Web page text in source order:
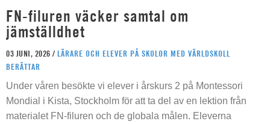
FN-filuren väcker samtal om
jämställdhet
03 JUNI, 2026 / LÄRARE OCH ELEVER PÅ SKOLOR MED VÄRLDSKOLL
BERÄTTAR
Under våren besökte vi elever i årskurs 2 på Montessori
Mondial i Kista, Stockholm för att ta del av en lektion från
materialet FN-filuren och de globala målen. Eleverna